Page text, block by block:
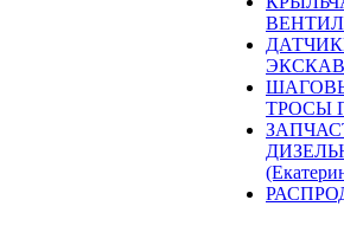
ТРОСЫ